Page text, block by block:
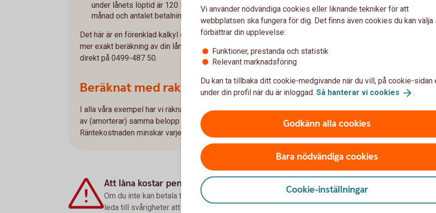
under lånets löptid är 120 583 kr. Återbetalningsbeloppet är i snitt 2 010 kronor per
månad och antalet betalningar är 60 stycken.
Det här är en förenklad kalkyl och avvikelser kan förekomma i det enskilda fallet. För en
mer exakt beräkning av din lånekostnad och ytterligare information om Privatlån, ring oss
direkt på 0499-487 50.
Beräknat med rak amortering
I alla våra exempel har vi räknat med rak amortering. Det innebär att du, på ditt lån, betalar
av (amorterar) samma belopp varje månad. Du betalar även ränta på lånet.
Räntekostnaden minskar varje månad om räntan är oförändrad.
Att låna kostar pengar!
Om du inte kan betala tillbaka skulden i tid riskerar du en betalningsanmärkning. Det kan
leda till svårigheter att få hyra bostad, teckna abonnemang och få nya lån. För stöd, vänd
Vi använder nödvändiga cookies eller liknande tekniker för att
webbplatsen ska fungera för dig. Det finns även cookies du kan välja
förbättrar din upplevelse:
Funktioner, prestanda och statistik
Relevant marknadsföring
Du kan ta tillbaka ditt cookie-medgivande när du vill, på cookie-sidan
under din profil när du är inloggad. Så hanterar vi cookies .
Godkänn alla cookies
Bara nödvändiga cookies
Cookie-inställningar